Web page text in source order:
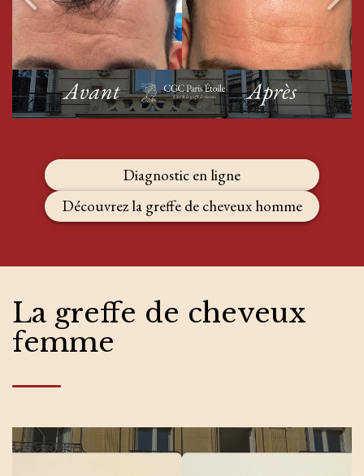
Diagnostic en ligne
Découvrez la greffe de cheveux homme
La greffe de cheveux
femme